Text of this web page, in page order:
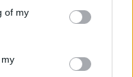
You may click to
its third-party tags to
in below Google
of my
fölött.
A DREISZKER ÉS A
LOVAS UTCAI